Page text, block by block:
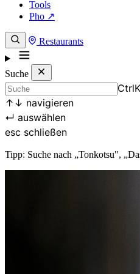
Tools
Pho ↗
Restaurants
Suche
CtrlK
↑ ↓ navigieren
↵ auswählen
esc schließen
Tipp: Suche nach „Tonkotsu",